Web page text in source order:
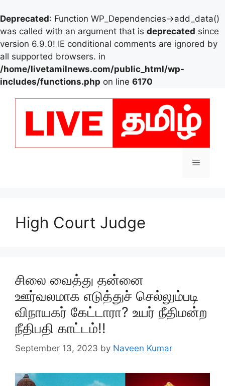
Deprecated: Function WP_Dependencies->add_data()
was called with an argument that is deprecated since
version 6.9.0! IE conditional comments are ignored by
all supported browsers. in
/home/livetamilnews.com/public_html/wp-
includes/functions.php on line 6170
Menu
High Court Judge
சிலை வைத்து தன்னை
ஊர்வலமாக எடுத்துச் செல்லும்படி
விநாயகர் கேட்டாரா? உயர் நீதிமன்ற
நீதிபதி காட்டம்!!
September 13, 2023 by Naveen Kumar